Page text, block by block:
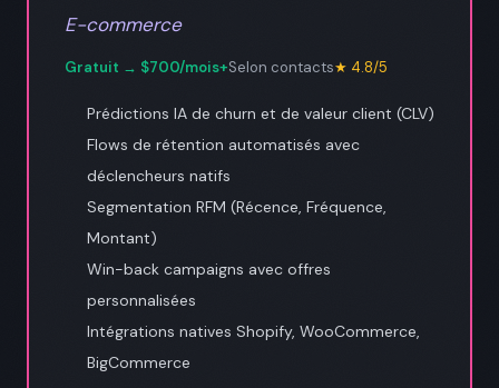
E-commerce
Gratuit → $700/mois+Selon contacts★ 4.8/5
Prédictions IA de churn et de valeur client (CLV)
Flows de rétention automatisés avec
déclencheurs natifs
Segmentation RFM (Récence, Fréquence,
Montant)
Win-back campaigns avec offres
personnalisées
Intégrations natives Shopify, WooCommerce,
BigCommerce